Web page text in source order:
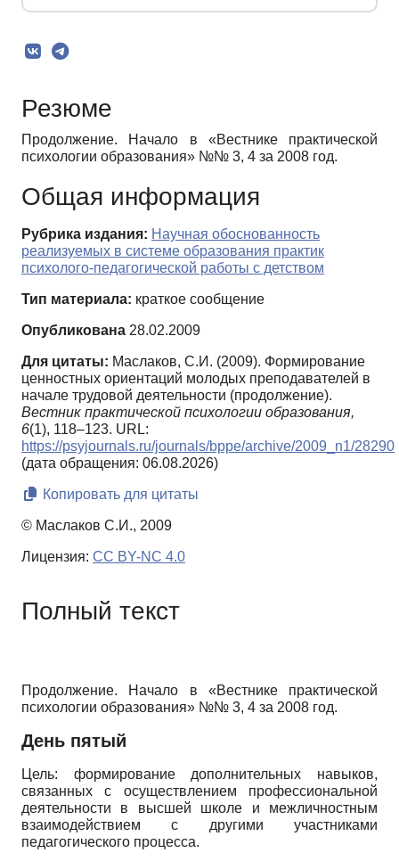
Резюме
Продолжение. Начало в «Вестнике практической
психологии образования» №№ 3, 4 за 2008 год.
Общая информация
Рубрика издания: Научная обоснованность
реализуемых в системе образования практик
психолого-педагогической работы с детством
Тип материала: краткое сообщение
Опубликована 28.02.2009
Для цитаты: Маслаков, С.И. (2009). Формирование
ценностных ориентаций молодых преподавателей в
начале трудовой деятельности (продолжение).
Вестник практической психологии образования,
6(1), 118–123. URL:
https://psyjournals.ru/journals/bppe/archive/2009_n1/28290
(дата обращения: 06.08.2026)
Копировать для цитаты
© Маслаков С.И., 2009
Лицензия: CC BY-NC 4.0
Полный текст
Продолжение. Начало в «Вестнике практической
психологии образования» №№ 3, 4 за 2008 год.
День пятый
Цель: формирование дополнительных навыков,
связанных с осуществлением профессиональной
деятельности в высшей школе и межличностным
взаимодействием с другими участниками
педагогического процесса.